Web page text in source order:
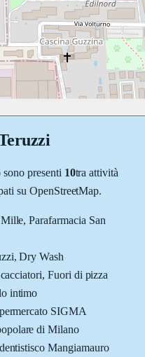
sono presenti 10tra attività
su OpenStreetMap.
Parafarmacia San
Dry Wash
Fuori di pizza
intimo
SIGMA
di Milano
Mangiamauro